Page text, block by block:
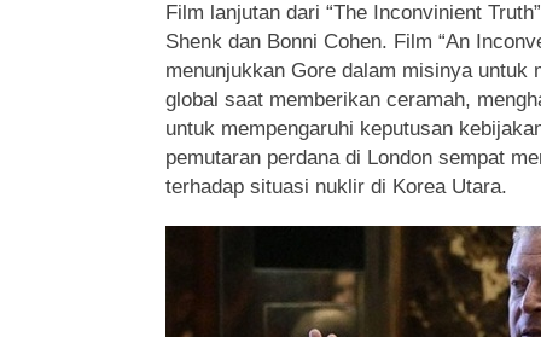
Film lanjutan dari “The Inconvinient
Shenk dan Bonni Cohen. Film “An
menunjukkan Gore dalam misinya untuk
global saat memberikan ceramah,
untuk mempengaruhi keputusan
pemutaran perdana di London sempat
terhadap situasi nuklir di Korea Utara.